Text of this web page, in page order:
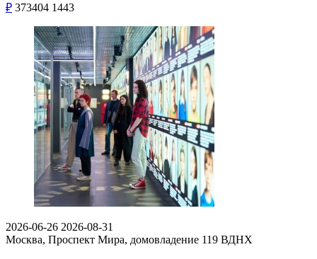
₽ 373404 1443
2026-06-26 2026-08-31
Москва, Проспект Мира, домовладение 119 ВДНХ